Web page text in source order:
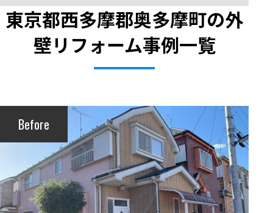
東京都西多摩郡奥多摩町の外
壁リフォーム事例一覧
Before